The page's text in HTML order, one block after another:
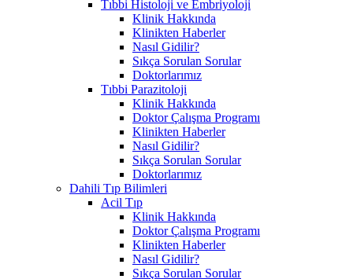
Tıbbi Histoloji ve Embriyoloji
Klinik Hakkında
Klinikten Haberler
Nasıl Gidilir?
Sıkça Sorulan Sorular
Doktorlarımız
Tıbbi Parazitoloji
Klinik Hakkında
Doktor Çalışma Programı
Klinikten Haberler
Nasıl Gidilir?
Sıkça Sorulan Sorular
Doktorlarımız
Dahili Tıp Bilimleri
Acil Tıp
Klinik Hakkında
Doktor Çalışma Programı
Klinikten Haberler
Nasıl Gidilir?
Sıkça Sorulan Sorular